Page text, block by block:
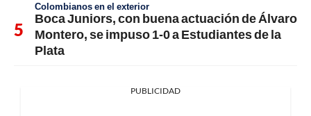
Colombianos en el exterior
Boca Juniors, con buena actuación de Álvaro
Montero, se impuso 1-0 a Estudiantes de la
Plata
PUBLICIDAD